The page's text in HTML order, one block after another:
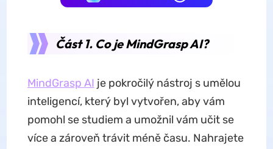
Část 1. Co je MindGrasp AI?
MindGrasp AI je pokročilý nástroj s umělou
inteligencí, který byl vytvořen, aby vám
pomohl se studiem a umožnil vám učit se
více a zároveň trávit méně času. Nahrajete